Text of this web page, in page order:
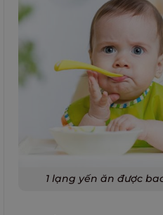
1 lạng yến ăn được